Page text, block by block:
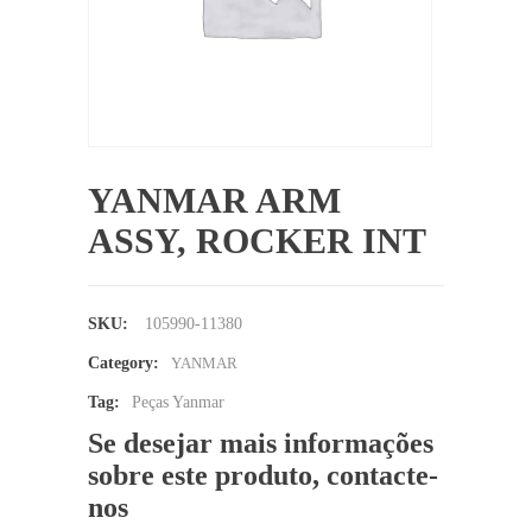
YANMAR ARM
ASSY, ROCKER INT
SKU: 105990-11380
Category: YANMAR
Tag: Peças Yanmar
Se desejar mais informações
sobre este produto, contacte-
nos